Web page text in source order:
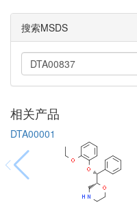
搜索MSDS
相关产品
DTA00001